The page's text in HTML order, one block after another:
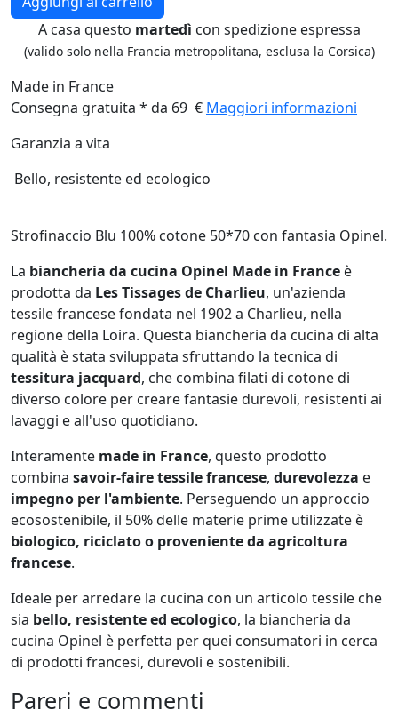
A casa questo martedì con spedizione espressa
(valido solo nella Francia metropolitana, esclusa la Corsica)
Made in France
Consegna gratuita * da 69 € Maggiori informazioni
Garanzia a vita
Bello, resistente ed ecologico
Strofinaccio Blu 100% cotone 50*70 con fantasia Opinel.
La biancheria da cucina Opinel Made in France è
prodotta da Les Tissages de Charlieu, un'azienda
tessile francese fondata nel 1902 a Charlieu, nella
regione della Loira. Questa biancheria da cucina di alta
qualità è stata sviluppata sfruttando la tecnica di
tessitura jacquard, che combina filati di cotone di
diverso colore per creare fantasie durevoli, resistenti ai
lavaggi e all'uso quotidiano.
Interamente made in France, questo prodotto
combina savoir-faire tessile francese, durevolezza e
impegno per l'ambiente. Perseguendo un approccio
ecosostenibile, il 50% delle materie prime utilizzate è
biologico, riciclato o proveniente da agricoltura
francese.
Ideale per arredare la cucina con un articolo tessile che
sia bello, resistente ed ecologico, la biancheria da
cucina Opinel è perfetta per quei consumatori in cerca
di prodotti francesi, durevoli e sostenibili.
Pareri e commenti